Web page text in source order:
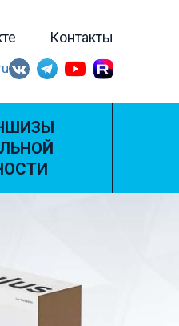
Контакты